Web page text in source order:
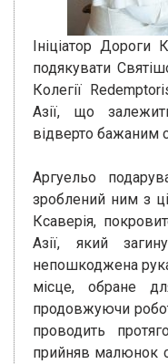
Ініціатор Дороги
подякувати
Колегії
Азії, що
відверто
Аргуельо
зроблений ним з
Ксаверія,
Азії, який
непошкоджена
місце, обране
продовжуючи
проводить
прийняв малюнок